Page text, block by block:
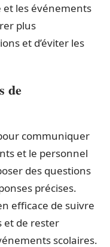
et les événements
plus
et d’éviter les
de
communiquer
et le personnel
des questions
précises.
efficace de suivre
et de rester
scolaires.